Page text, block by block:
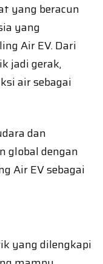
yang beracun
yang
Air EV. Dari
jadi gerak,
air sebagai
dan
global dengan
Air EV sebagai
yang dilengkapi